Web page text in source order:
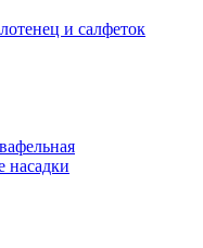
и салфеток
насадки